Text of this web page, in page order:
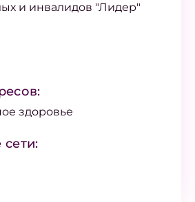
и инвалидов "Лидер"
здоровье